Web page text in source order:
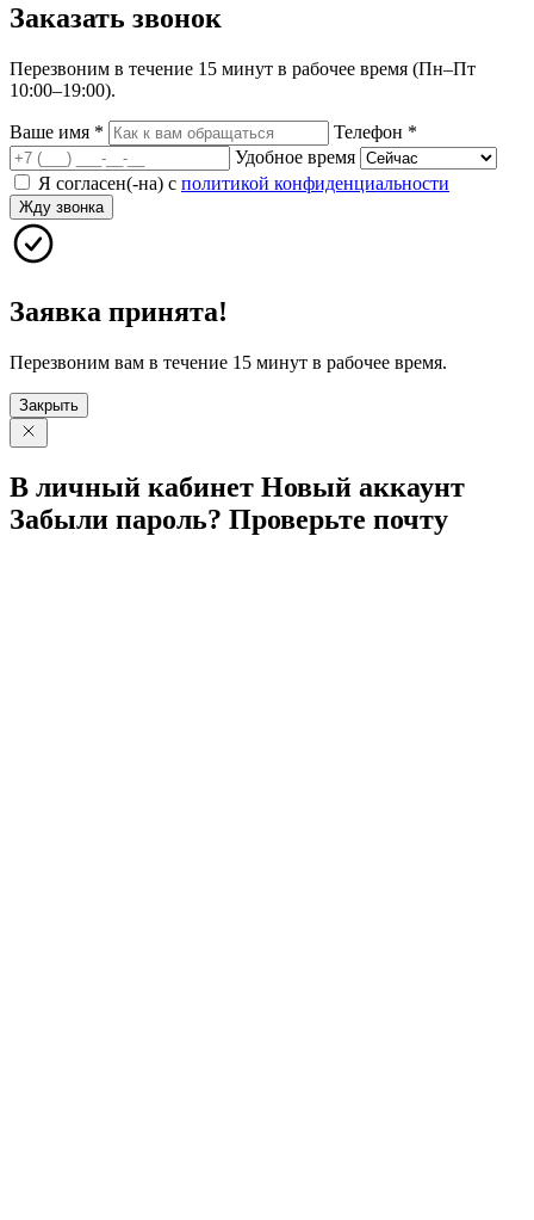
Заказать звонок
Перезвоним в течение 15 минут в рабочее время (Пн–Пт
10:00–19:00).
Ваше имя * Телефон *
Удобное время
Я согласен(-на) с политикой конфиденциальности
Жду звонка
Заявка принята!
Перезвоним вам в течение 15 минут в рабочее время.
Закрыть
В личный кабинет Новый аккаунт
Забыли пароль? Проверьте почту